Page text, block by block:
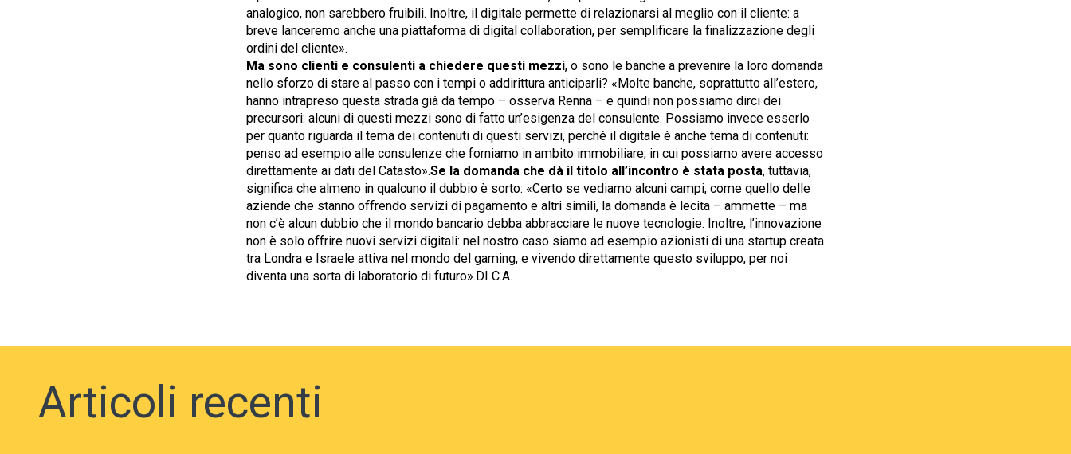
analogico, non sarebbero fruibili. Inoltre, il digitale permette di relazionarsi al meglio con il cliente: a
breve lanceremo anche una piattaforma di digital collaboration, per semplificare la finalizzazione degli
ordini del cliente».
Ma sono clienti e consulenti a chiedere questi mezzi, o sono le banche a prevenire la loro domanda
nello sforzo di stare al passo con i tempi o addirittura anticiparli? «Molte banche, soprattutto all’estero,
hanno intrapreso questa strada già da tempo – osserva Renna – e quindi non possiamo dirci dei
precursori: alcuni di questi mezzi sono di fatto un’esigenza del consulente. Possiamo invece esserlo
per quanto riguarda il tema dei contenuti di questi servizi, perché il digitale è anche tema di contenuti:
penso ad esempio alle consulenze che forniamo in ambito immobiliare, in cui possiamo avere accesso
direttamente ai dati del Catasto».Se la domanda che dà il titolo all’incontro è stata posta, tuttavia,
significa che almeno in qualcuno il dubbio è sorto: «Certo se vediamo alcuni campi, come quello delle
aziende che stanno offrendo servizi di pagamento e altri simili, la domanda è lecita – ammette – ma
non c’è alcun dubbio che il mondo bancario debba abbracciare le nuove tecnologie. Inoltre, l’innovazione
non è solo offrire nuovi servizi digitali: nel nostro caso siamo ad esempio azionisti di una startup creata
tra Londra e Israele attiva nel mondo del gaming, e vivendo direttamente questo sviluppo, per noi
diventa una sorta di laboratorio di futuro».DI C.A.
Articoli recenti